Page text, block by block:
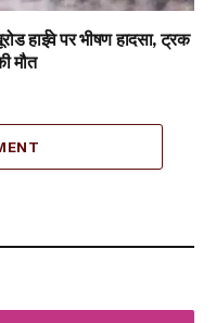
पर भीषण हादसा, ट्रक
मौत